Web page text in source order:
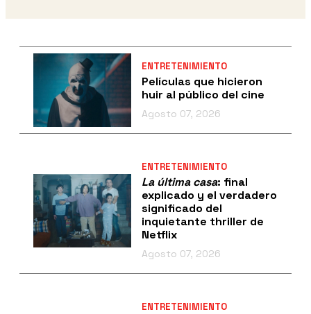
ENTRETENIMIENTO
Películas que hicieron
huir al público del cine
Agosto 07, 2026
ENTRETENIMIENTO
La última casa: final
explicado y el verdadero
significado del
inquietante thriller de
Netflix
Agosto 07, 2026
ENTRETENIMIENTO